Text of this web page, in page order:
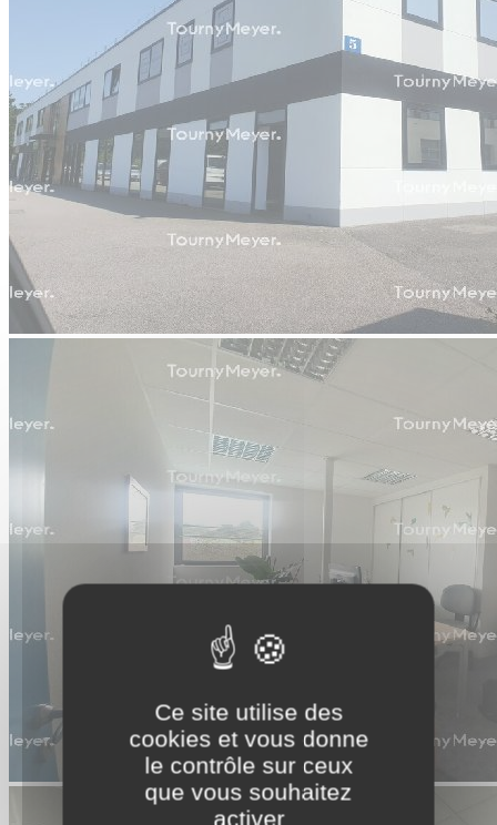
Ce site utilise des
cookies et vous donne
le contrôle sur ceux
que vous souhaitez
activer